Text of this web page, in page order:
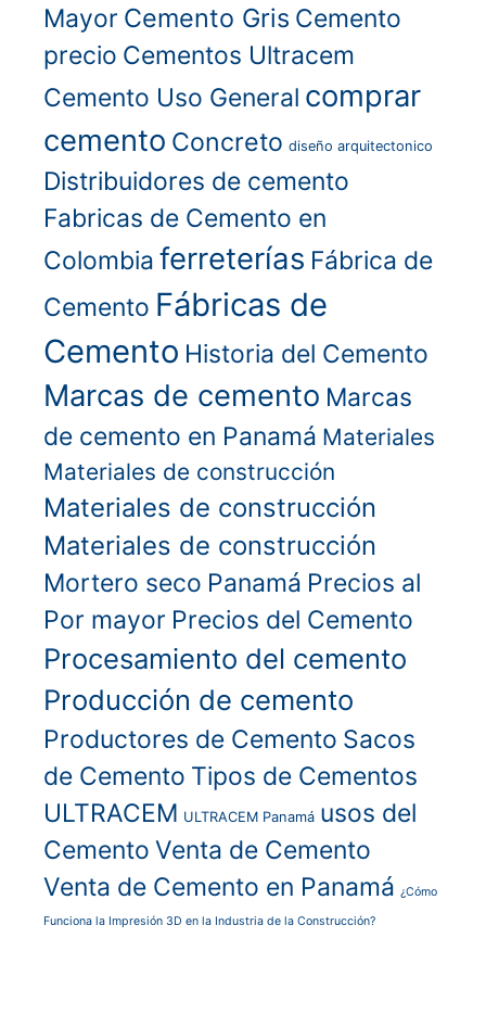
Mayor Cemento Gris Cemento
precio Cementos Ultracem
Cemento Uso General comprar
cemento Concreto diseño arquitectonico
Distribuidores de cemento
Fabricas de Cemento en
Colombia ferreterías Fábrica de
Cemento Fábricas de
Cemento Historia del Cemento
Marcas de cemento Marcas
de cemento en Panamá Materiales
Materiales de construcción
Materiales de construcción
Materiales de construcción
Mortero seco Panamá Precios al
Por mayor Precios del Cemento
Procesamiento del cemento
Producción de cemento
Productores de Cemento Sacos
de Cemento Tipos de Cementos
ULTRACEM ULTRACEM Panamá usos del
Cemento Venta de Cemento
Venta de Cemento en Panamá ¿Cómo
Funciona la Impresión 3D en la Industria de la Construcción?